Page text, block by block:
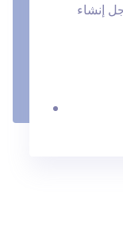
إنشاء